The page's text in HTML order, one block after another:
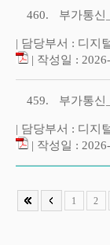
460. 부가통신
| 담당부서 : 디지
| 작성일 :
459. 부가통신
| 담당부서 : 디지
| 작성일 :
1 2